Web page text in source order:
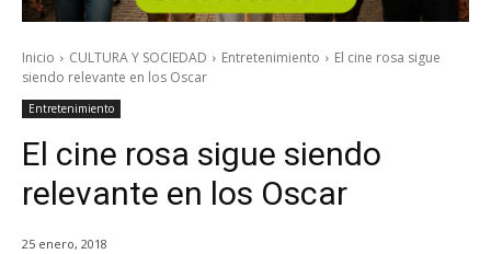
Inicio CULTURA Y SOCIEDAD Entretenimiento
El cine rosa sigue
siendo relevante en los Oscar
Entretenimiento
El cine rosa sigue siendo
relevante en los Oscar
25 enero, 2018